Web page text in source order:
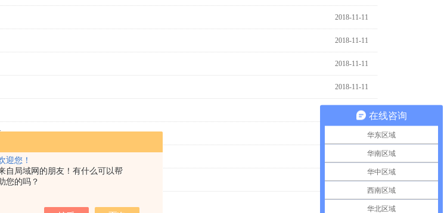
迎您！
自局域网的朋友！有什么可以帮
您的吗？
2018-11-11
2018-11-11
2018-11-11
2018-11-11
2018-11-11
2018-11-08
2018-10-12
2018-10-12
在线咨询
华东区域
华南区域
华中区域
西南区域
华北区域